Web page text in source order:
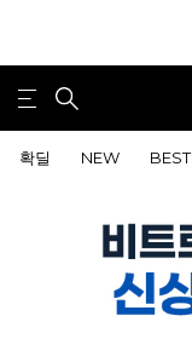
확딜 NEW BEST